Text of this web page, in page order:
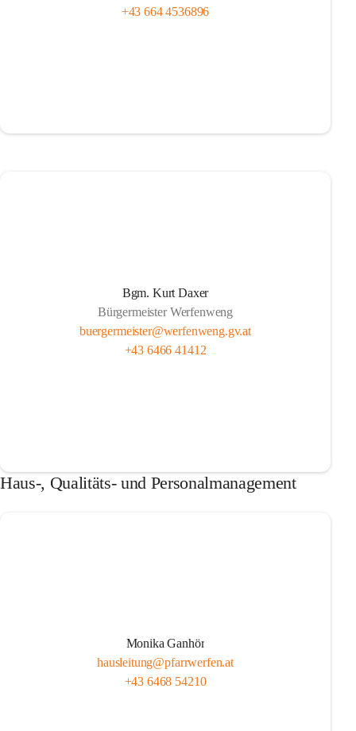
+43 664 4536896
Bgm. Kurt Daxer
Bürgermeister Werfenweng
buergermeister@werfenweng.gv.at
+43 6466 41412
Haus-, Qualitäts- und Personalmanagement
Monika Ganhör
hausleitung@pfarrwerfen.at
+43 6468 54210